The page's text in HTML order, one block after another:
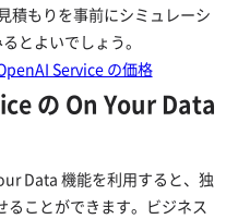
積もりを事前にシミュレーシ
とよいでしょう。
Service の価格
の On Your Data
Data 機能を利用すると、独
ることができます。ビジネス